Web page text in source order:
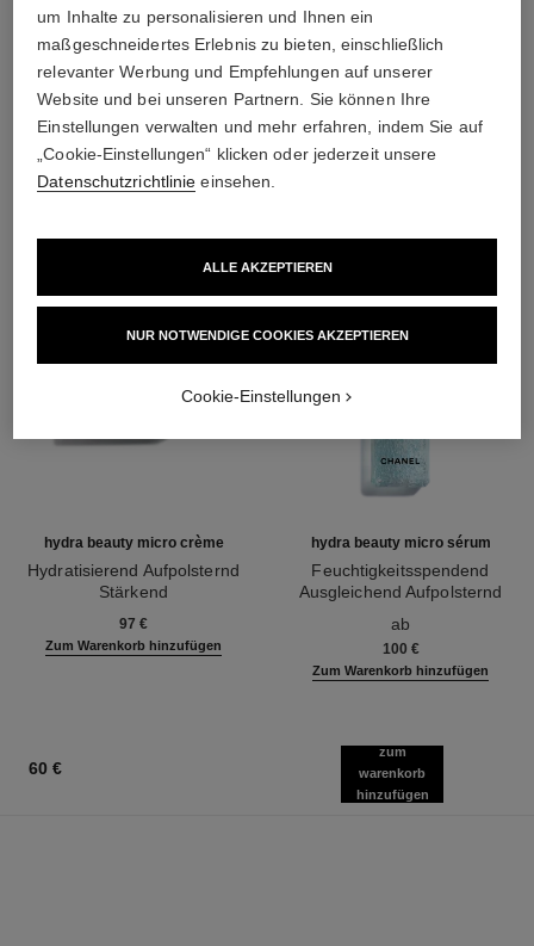
4/4
DIE PERFEKTE KOMBINATION
hydra beauty micro crème
Hydratisierend Aufpolsternd
Stärkend
97 €
Zum Warenkorb hinzufügen
hydra beauty micro sérum
Feuchtigkeitsspendend
Ausgleichend Aufpolsternd
ab
100 €
Zum Warenkorb hinzufügen
60 €
zum
warenkorb
hinzufügen
um Inhalte zu personalisieren und Ihnen ein
maßgeschneidertes Erlebnis zu bieten, einschließlich
relevanter Werbung und Empfehlungen auf unserer
Website und bei unseren Partnern. Sie können Ihre
Einstellungen verwalten und mehr erfahren, indem Sie auf
„Cookie-Einstellungen“ klicken oder jederzeit unsere
Datenschutzrichtlinie einsehen.
NUR NOTWENDIGE COOKIES AKZEPTIEREN
ALLE AKZEPTIEREN
Cookie-Einstellungen